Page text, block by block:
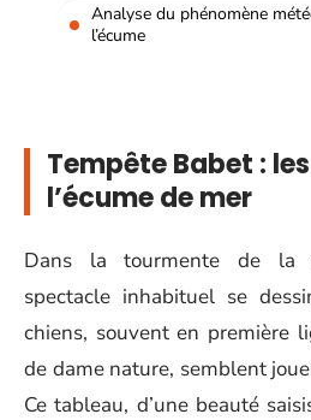
Analyse du phénomène
l’écume
Tempête Babet :
l’écume de mer
Dans la tourmente de la
spectacle inhabituel se
chiens, souvent en première
de dame nature, semblent
Ce tableau, d’une beauté